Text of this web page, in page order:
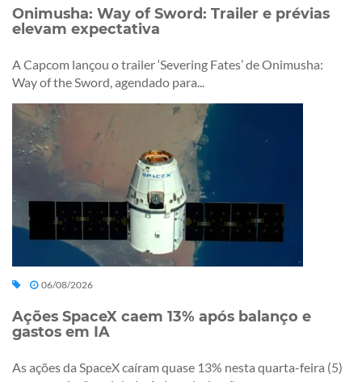
Onimusha: Way of Sword: Trailer e prévias
elevam expectativa
A Capcom lançou o trailer ‘Severing Fates’ de Onimusha:
Way of the Sword, agendado para...
06/08/2026
Ações SpaceX caem 13% após balanço e
gastos em IA
As ações da SpaceX caíram quase 13% nesta quarta-feira (5)